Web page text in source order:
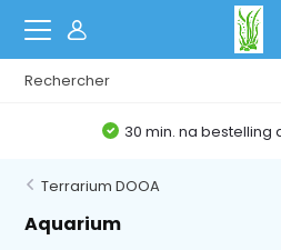
30 min. na bestelling
Terrarium DOOA
Aquarium